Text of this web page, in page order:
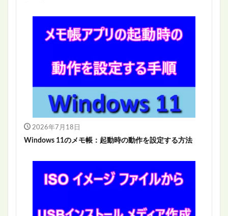
2026年7月18日
Windows 11のメモ帳：起動時の動作を設定する方法